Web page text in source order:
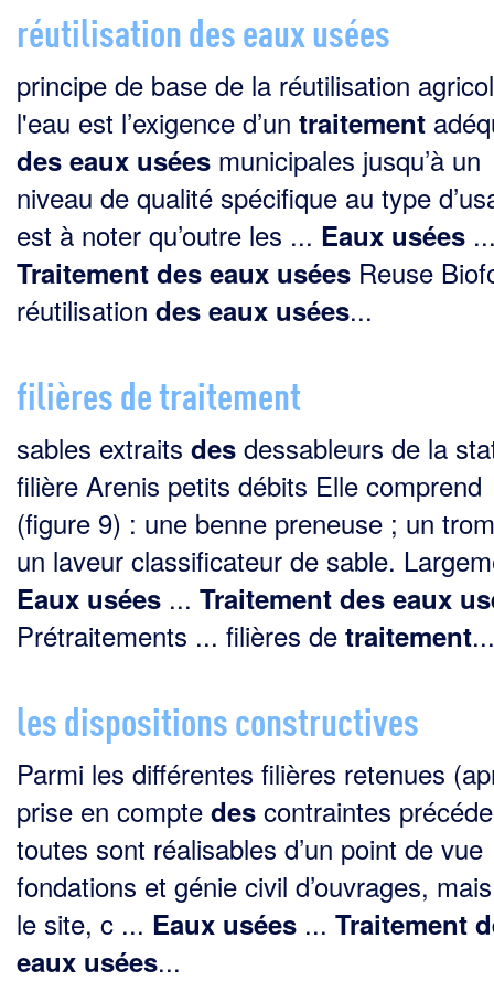
réutilisation des eaux usées
principe de base de la réutilisation
l'eau est l’exigence d’un traitement
des eaux usées municipales jusqu’à un
niveau de qualité spécifique au type
est à noter qu’outre les ... Eaux usées
Traitement des eaux usées Reuse
réutilisation des eaux usées...
filières de traitement
sables extraits des dessableurs de la
filière Arenis petits débits Elle comprend
(figure 9) : une benne preneuse ; un
un laveur classificateur de sable.
Eaux usées ... Traitement des eaux
Prétraitements ... filières de traitement...
les dispositions constructives
Parmi les différentes filières retenues
prise en compte des contraintes
toutes sont réalisables d’un point de vue
fondations et génie civil d’ouvrages,
le site, c ... Eaux usées ... Traitement
eaux usées...